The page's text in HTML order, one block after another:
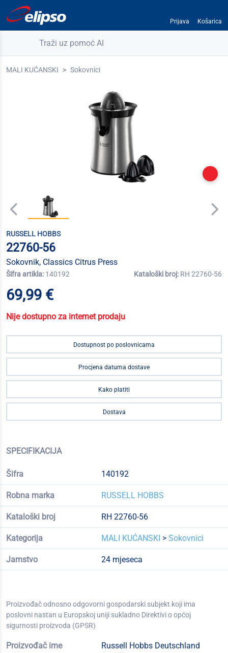
Prijava Košarica
Traži uz pomoć AI
MALI KUĆANSKI Sokovnici
RUSSELL HOBBS
22760-56
Sokovnik, Classics Citrus Press
Šifra artikla: 140192 Kataloški broj: RH 22760-56
69,99 €
Nije dostupno za internet prodaju
Dostupnost po poslovnicama
Procjena datuma dostave
Kako platiti
Dostava
SPECIFIKACIJA
Šifra 140192
Robna marka RUSSELL HOBBS
Kataloški broj RH 22760-56
Kategorija MALI KUĆANSKI > Sokovnici
Jamstvo 24 mjeseca
Proizvođač odnosno odgovorni gospodarski subjekt koji ima
poslovni nastan u Europskoj uniji sukladno Direktivi o općoj
sigurnosti proizvoda (GPSR)
Proizvođač ime
Russell Hobbs Deutschland